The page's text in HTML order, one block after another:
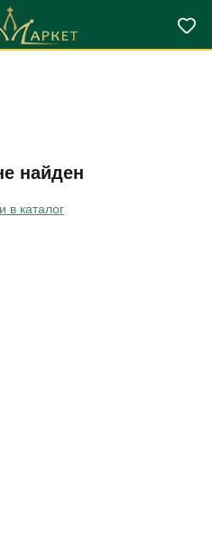
найден
в каталог